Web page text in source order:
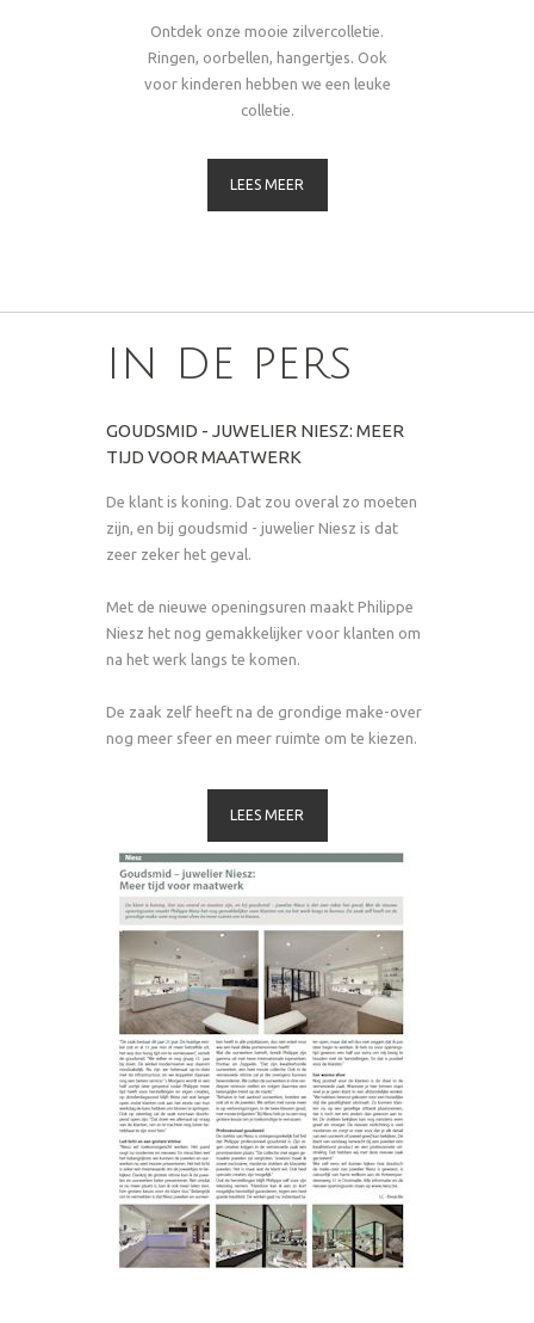
Ontdek onze mooie zilvercolletie.
Ringen, oorbellen, hangertjes. Ook
voor kinderen hebben we een leuke
colletie.
LEES MEER
in de pers
GOUDSMID - JUWELIER NIESZ: MEER
TIJD VOOR MAATWERK
De klant is koning. Dat zou overal zo moeten
zijn, en bij goudsmid - juwelier Niesz is dat
zeer zeker het geval.
Met de nieuwe openingsuren maakt Philippe
Niesz het nog gemakkelijker voor klanten om
na het werk langs te komen.
De zaak zelf heeft na de grondige make-over
nog meer sfeer en meer ruimte om te kiezen.
LEES MEER